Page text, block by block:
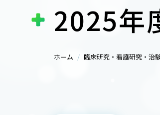
2025年
ホーム 臨床研究・看護研究・治